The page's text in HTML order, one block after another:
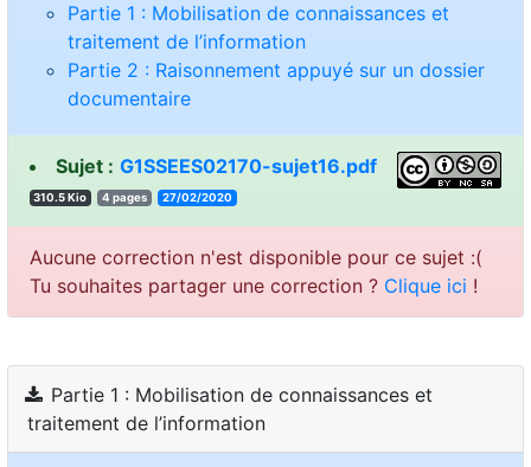
Partie 1 : Mobilisation de connaissances et
traitement de l’information
Partie 2 : Raisonnement appuyé sur un dossier
documentaire
Sujet : G1SSEES02170-sujet16.pdf
310.5 Kio 4 pages 27/02/2020
Aucune correction n'est disponible pour ce sujet :(
Tu souhaites partager une correction ? Clique ici !
Partie 1 : Mobilisation de connaissances et
traitement de l’information